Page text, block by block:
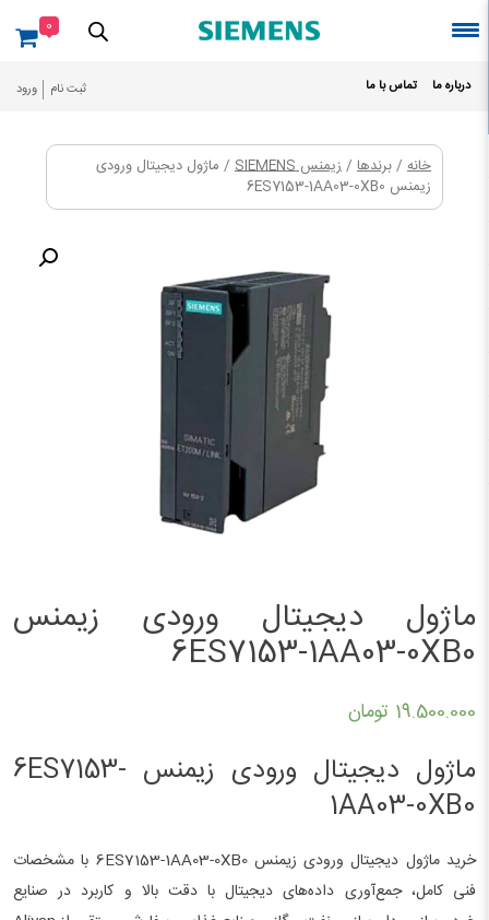
to
درباره ما تماس با ما ثبت نام ورود
0
خانه /برندها /زیمنس SIEMENS
/ ماژول دیجیتال ورودی
زیمنس 6ES7153-1AA03-0XB0
ماژول دیجیتال ورودی زیمنس
6ES7153-1AA03-0XB0
19.500.000 تومان
ماژول دیجیتال ورودی زیمنس 6ES7153-
1AA03-0XB0
خرید ماژول دیجیتال ورودی زیمنس 6ES7153-1AA03-0XB0 با مشخصات
فنی کامل، جمع‌آوری داده‌های دیجیتال با دقت بالا و کاربرد در صنایع